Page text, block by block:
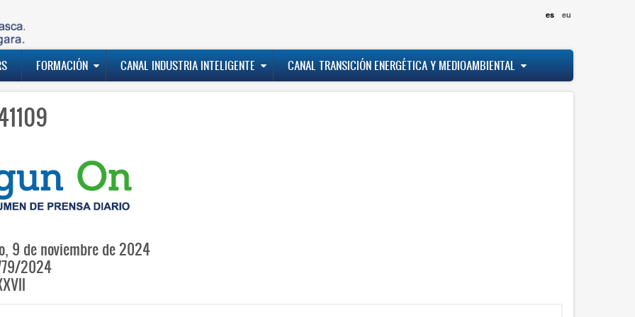
es eu
FORMACIÓN CANAL INDUSTRIA INTELIGENTE CANAL TRANSICIÓN ENERGÉTICA Y MEDIOAMBIENTAL
9 de noviembre de 2024
2024